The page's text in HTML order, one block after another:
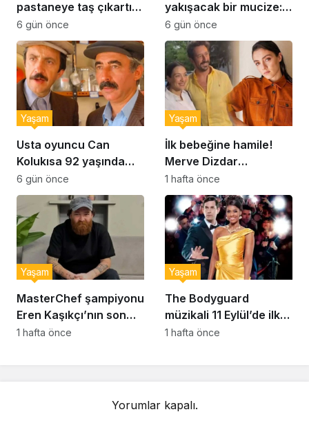
pastaneye taş çıkartır:
Şekerpare tarifi
6 gün önce
yakışacak bir mucize:
Brownie tadında ıslak
kurabiye tarifi…
6 gün önce
Usta oyuncu Can
Kolukısa 92 yaşında
hayatını kaybetti
Yaşam
6 gün önce
İlk bebeğine hamile!
Merve Dizdar
sessizliğini bozdu: ‘İsim
bulmak çok zor’
Yaşam
1 hafta önce
MasterChef şampiyonu
Eren Kaşıkçı’nın son
anlarındaki kahreden
Yaşam
1 hafta önce
The Bodyguard
müzikali 11 Eylül’de ilk
kez Türkiye’de
Yaşam
1 hafta önce
Yorumlar kapalı.